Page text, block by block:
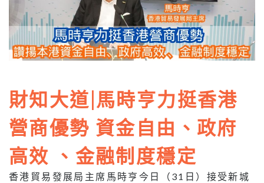
財知大道|馬時亨力挺香港
營商優勢 資金自由、政府
高效 、金融制度穩定
香港貿易發展局主席馬時亨今日（31日）接受新城